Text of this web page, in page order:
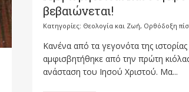
βεβαιώνεται!
Κατηγορίες: Θεολογία και Ζωή, Ορθόδοξη
Κανένα από τα γεγονότα της
αμφισβητήθηκε από την πρώτη
ανάσταση του Ιησού Χριστού. Μα...